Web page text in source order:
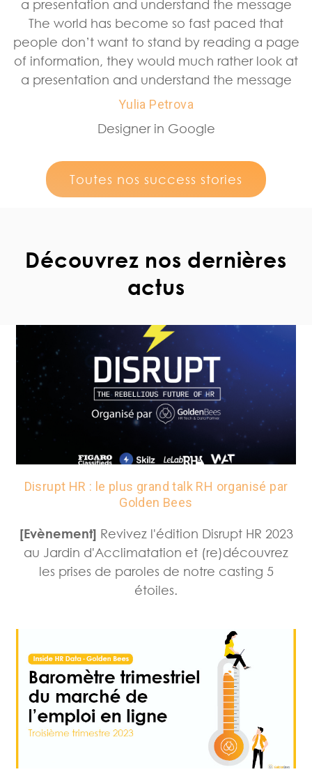
a presentation and understand the message
The world has become so fast paced that
people don’t want to stand by reading a page
of information, they would much rather look at
a presentation and understand the message
Yulia Petrova
Designer in Google
Toutes nos success stories
Découvrez nos dernières
actus
Disrupt HR : le plus grand talk RH organisé par
Golden Bees
[Evènement] Revivez l'édition Disrupt HR 2023
au Jardin d'Acclimatation et (re)découvrez
les prises de paroles de notre casting 5
étoiles.